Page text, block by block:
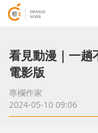
看見動漫｜一趟
電影版
專欄作家
2024-05-10 09:06